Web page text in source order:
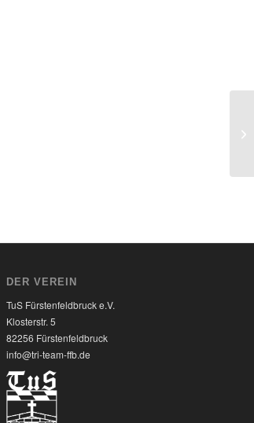
DER VEREIN
TuS Fürstenfeldbruck e.V.
Klosterstr. 5
82256 Fürstenfeldbruck
info@tri-team-ffb.de